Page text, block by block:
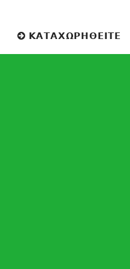
𝝟𝝖𝝩𝝖𝝬𝝮𝝦𝝜𝝝𝝚𝝞𝝩𝝚